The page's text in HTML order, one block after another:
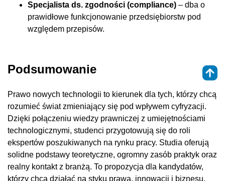
Specjalista ds. zgodności (compliance) – dba o
prawidłowe funkcjonowanie przedsiębiorstw pod
względem przepisów.
Podsumowanie
Prawo nowych technologii to kierunek dla tych, którzy chcą
rozumieć świat zmieniający się pod wpływem cyfryzacji.
Dzięki połączeniu wiedzy prawniczej z umiejętnościami
technologicznymi, studenci przygotowują się do roli
ekspertów poszukiwanych na rynku pracy. Studia oferują
solidne podstawy teoretyczne, ogromny zasób praktyk oraz
realny kontakt z branżą. To propozycja dla kandydatów,
którzy chcą działać na styku prawa, innowacji i biznesu.